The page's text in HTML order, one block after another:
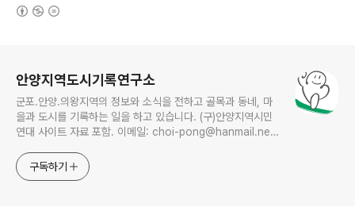
안양지역도시기록연구소
군포.안양.의왕지역의 정보와 소식을 전하고 골목과 동네, 마
을과 도시를 기록하는 일을 하고 있습니다. (구)안양지역시민
연대 사이트 자료 포함. 이메일: choi-pong@hanmail.net
구독하기